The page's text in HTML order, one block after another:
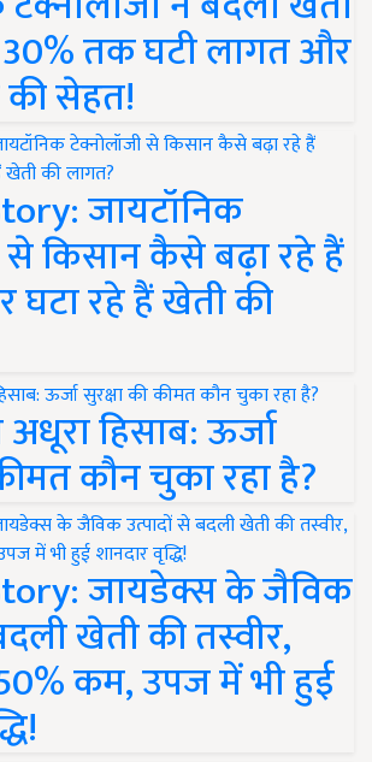
30% तक घटी लागत और
की सेहत!
जायटॉनिक
से किसान कैसे बढ़ा रहे हैं
घटा रहे हैं खेती की
हिसाब: ऊर्जा
कौन चुका रहा है?
जायडेक्स के जैविक
खेती की तस्वीर,
कम, उपज में भी हुई